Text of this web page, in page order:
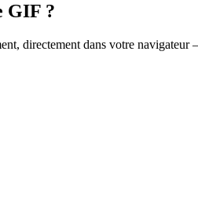
GIF ?
directement dans votre